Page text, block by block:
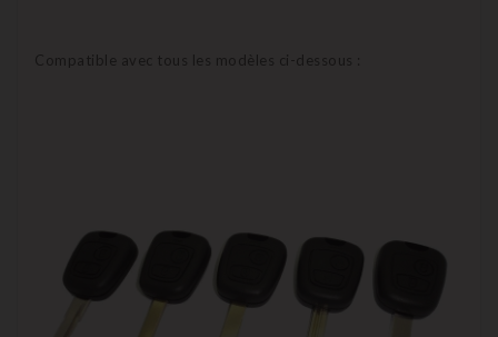
Compatible avec tous les modèles ci-dessous :